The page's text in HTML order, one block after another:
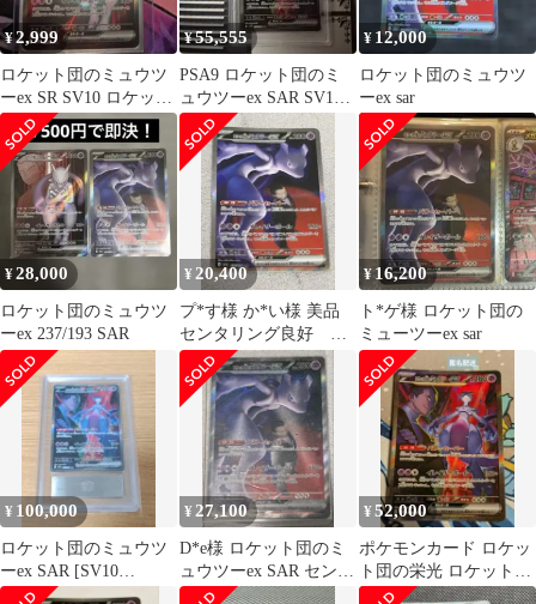
¥2,999
ロケット団のミュウツ
ーex SR SV10 ロケット
団の栄光 114/098
¥55,555
PSA9 ロケット団のミ
ュウツーex SAR SV10
ロケット団の栄光
¥ 12,000
ロケット団のミュウツ
ーex sar
¥28,000
ロケット団のミュウツ
ーex 237/193 SAR
¥20,400
プ*す様 か*い様 美品
センタリング良好 ロ
ケット団のミュウツー
ex SAR
¥ 16,200
ト*ゲ様 ロケット団の
ミューツーex sar
¥ 100,000
ロケット団のミュウツ
ーex SAR [SV10
125/098])ARS10
¥ 27,100
D*e様 ロケット団のミ
ュウツーex SAR センタ
リング良好
¥52,000
ポケモンカード ロケッ
ト団の栄光 ロケット団
のミュウツーex SAR